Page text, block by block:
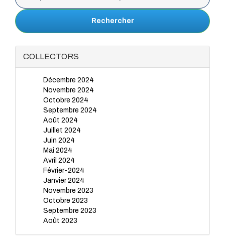
Rechercher
COLLECTORS
Décembre 2024
Novembre 2024
Octobre 2024
Septembre 2024
Août 2024
Juillet 2024
Juin 2024
Mai 2024
Avril 2024
Février-2024
Janvier 2024
Novembre 2023
Octobre 2023
Septembre 2023
Août 2023